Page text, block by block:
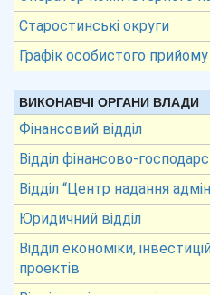
Старостинські округи
Графік особистого
ВИКОНАВЧІ ОРГАНИ ВЛАДИ
Фінансовий відділ
Відділ фінансово-
Відділ “Центр надання
Юридичний відділ
Відділ економіки,
проектів